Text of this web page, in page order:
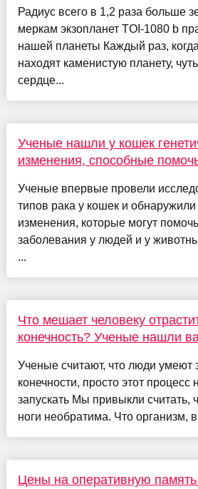
Радиус всего в 1,2 раза больше
меркам экзопланет TOI-1080 b
нашей планеты Каждый раз,
находят каменистую планету,
сердце...
Ученые нашли у кошек
изменения, способные
Ученые впервые провели
типов рака у кошек и обнаружили
изменения, которые могут
заболевания у людей и у
...
Что мешает человеку
конечность? Ученые нашли
Ученые считают, что люди умеют
конечности, просто этот процесс
запускать Мы привыкли считать,
ноги необратима. Что организм,
Цены на оперативную